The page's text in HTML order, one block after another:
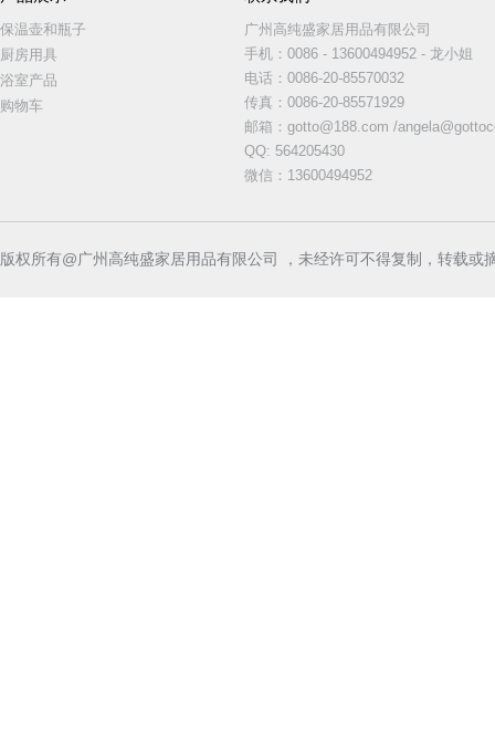
保温壶和瓶子
厨房用具
浴室产品
购物车
广州高纯盛家居用品有限公司
手机： 0086 - 13600494952 - 龙小姐
电话 ： 0086-20-85570032
传真 ： 0086-20-85571929
邮箱 ： gotto@188.com /
QQ: 564205430
微信：13600494952
版权所有@广州高纯盛家居用品有限公司 ，未经许可不得复制，转载